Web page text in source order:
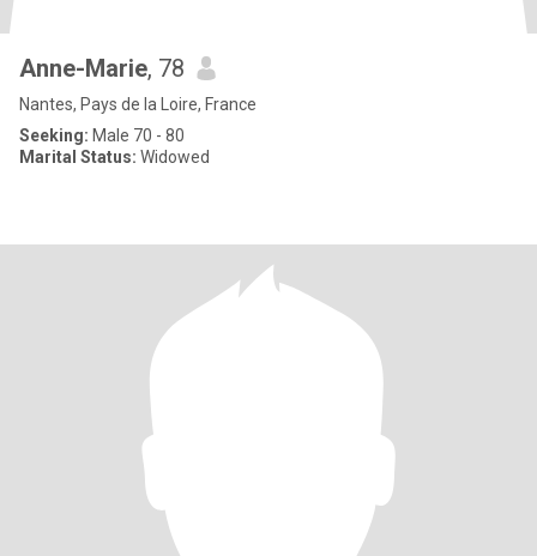
Anne-Marie, 78
Nantes, Pays de la Loire, France
Seeking: Male 70 - 80
Marital Status: Widowed